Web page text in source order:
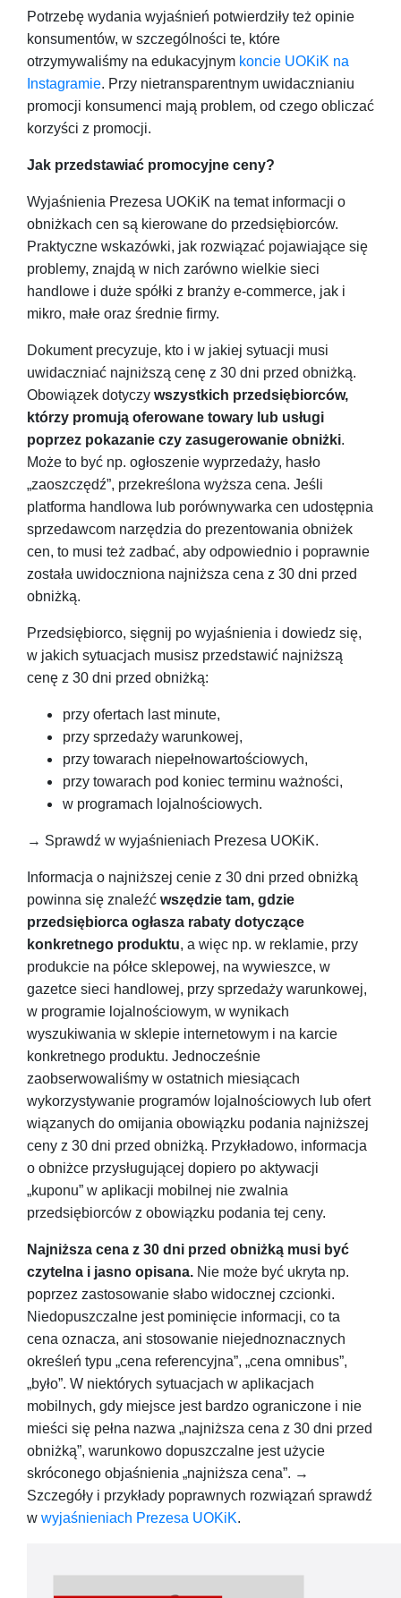
Potrzebę wydania wyjaśnień potwierdziły też opinie
konsumentów, w szczególności te, które
otrzymywaliśmy na edukacyjnym koncie UOKiK na
Instagramie. Przy nietransparentnym uwidacznianiu
promocji konsumenci mają problem, od czego obliczać
korzyści z promocji.
Jak przedstawiać promocyjne ceny?
Wyjaśnienia Prezesa UOKiK na temat informacji o
obniżkach cen są kierowane do przedsiębiorców.
Praktyczne wskazówki, jak rozwiązać pojawiające się
problemy, znajdą w nich zarówno wielkie sieci
handlowe i duże spółki z branży e-commerce, jak i
mikro, małe oraz średnie firmy.
Dokument precyzuje, kto i w jakiej sytuacji musi
uwidaczniać najniższą cenę z 30 dni przed obniżką.
Obowiązek dotyczy wszystkich przedsiębiorców,
którzy promują oferowane towary lub usługi
poprzez pokazanie czy zasugerowanie obniżki.
Może to być np. ogłoszenie wyprzedaży, hasło
„zaoszczędź”, przekreślona wyższa cena. Jeśli
platforma handlowa lub porównywarka cen udostępnia
sprzedawcom narzędzia do prezentowania obniżek
cen, to musi też zadbać, aby odpowiednio i poprawnie
została uwidoczniona najniższa cena z 30 dni przed
obniżką.
Przedsiębiorco, sięgnij po wyjaśnienia i dowiedz się,
w jakich sytuacjach musisz przedstawić najniższą
cenę z 30 dni przed obniżką:
przy ofertach last minute,
przy sprzedaży warunkowej,
przy towarach niepełnowartościowych,
przy towarach pod koniec terminu ważności,
w programach lojalnościowych.
→ Sprawdź w wyjaśnieniach Prezesa UOKiK.
Informacja o najniższej cenie z 30 dni przed obniżką
powinna się znaleźć wszędzie tam, gdzie
przedsiębiorca ogłasza rabaty dotyczące
konkretnego produktu, a więc np. w reklamie, przy
produkcie na półce sklepowej, na wywieszce, w
gazetce sieci handlowej, przy sprzedaży warunkowej,
w programie lojalnościowym, w wynikach
wyszukiwania w sklepie internetowym i na karcie
konkretnego produktu. Jednocześnie
zaobserwowaliśmy w ostatnich miesiącach
wykorzystywanie programów lojalnościowych lub ofert
wiązanych do omijania obowiązku podania najniższej
ceny z 30 dni przed obniżką. Przykładowo, informacja
o obniżce przysługującej dopiero po aktywacji
„kuponu” w aplikacji mobilnej nie zwalnia
przedsiębiorców z obowiązku podania tej ceny.
Najniższa cena z 30 dni przed obniżką musi być
czytelna i jasno opisana. Nie może być ukryta np.
poprzez zastosowanie słabo widocznej czcionki.
Niedopuszczalne jest pominięcie informacji, co ta
cena oznacza, ani stosowanie niejednoznacznych
określeń typu „cena referencyjna”, „cena omnibus”,
„było”. W niektórych sytuacjach w aplikacjach
mobilnych, gdy miejsce jest bardzo ograniczone i nie
mieści się pełna nazwa „najniższa cena z 30 dni przed
obniżką”, warunkowo dopuszczalne jest użycie
skróconego objaśnienia „najniższa cena”. →
Szczegóły i przykłady poprawnych rozwiązań sprawdź
w wyjaśnieniach Prezesa UOKiK.